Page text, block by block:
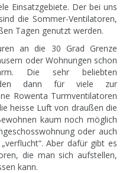
Einsatzgebiete. Der bei uns
die Sommer-Ventilatoren,
Tagen genutzt werden.
an die 30 Grad Grenze
oder Wohnungen schon
Die sehr beliebten
dann für viele zur
Rowenta Turmventilatoren
heisse Luft von draußen die
kaum noch möglich
oder auch
Aber dafür gibt es
die man sich aufstellen,
kann.